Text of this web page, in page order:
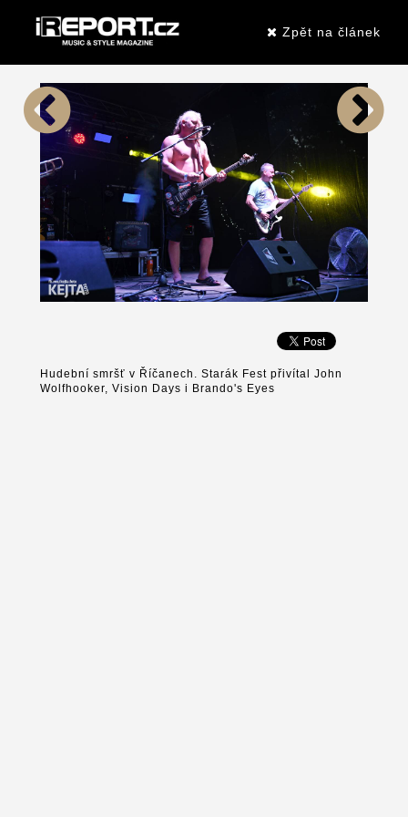
Zpět na článek
Hudební smršť v Říčanech. Starák Fest přivítal John
Wolfhooker, Vision Days i Brando's Eyes